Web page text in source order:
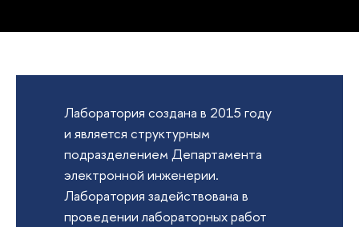
Лаборатория создана в 2015 году
и является структурным
подразделением Департамента
электронной инженерии.
Лаборатория задействована в
проведении лабораторных работ